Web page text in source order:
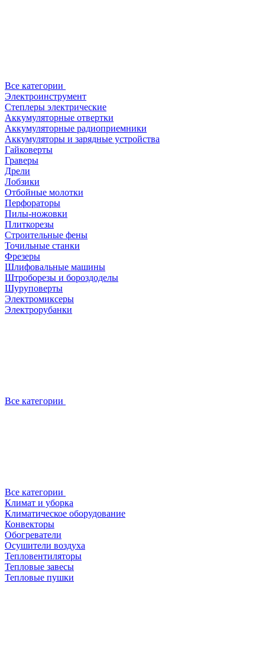
Все категории
Электроинструмент
Степлеры электрические
Аккумуляторные отвертки
Аккумуляторные радиоприемники
Аккумуляторы и зарядные устройства
Гайковерты
Граверы
Дрели
Лобзики
Отбойные молотки
Перфораторы
Пилы-ножовки
Плиткорезы
Строительные фены
Точильные станки
Фрезеры
Шлифовальные машины
Штроборезы и бороздоделы
Шуруповерты
Электромиксеры
Электрорубанки
Все категории
Все категории
Климат и уборка
Климатическое оборудование
Конвекторы
Обогреватели
Осушители воздуха
Тепловентиляторы
Тепловые завесы
Тепловые пушки